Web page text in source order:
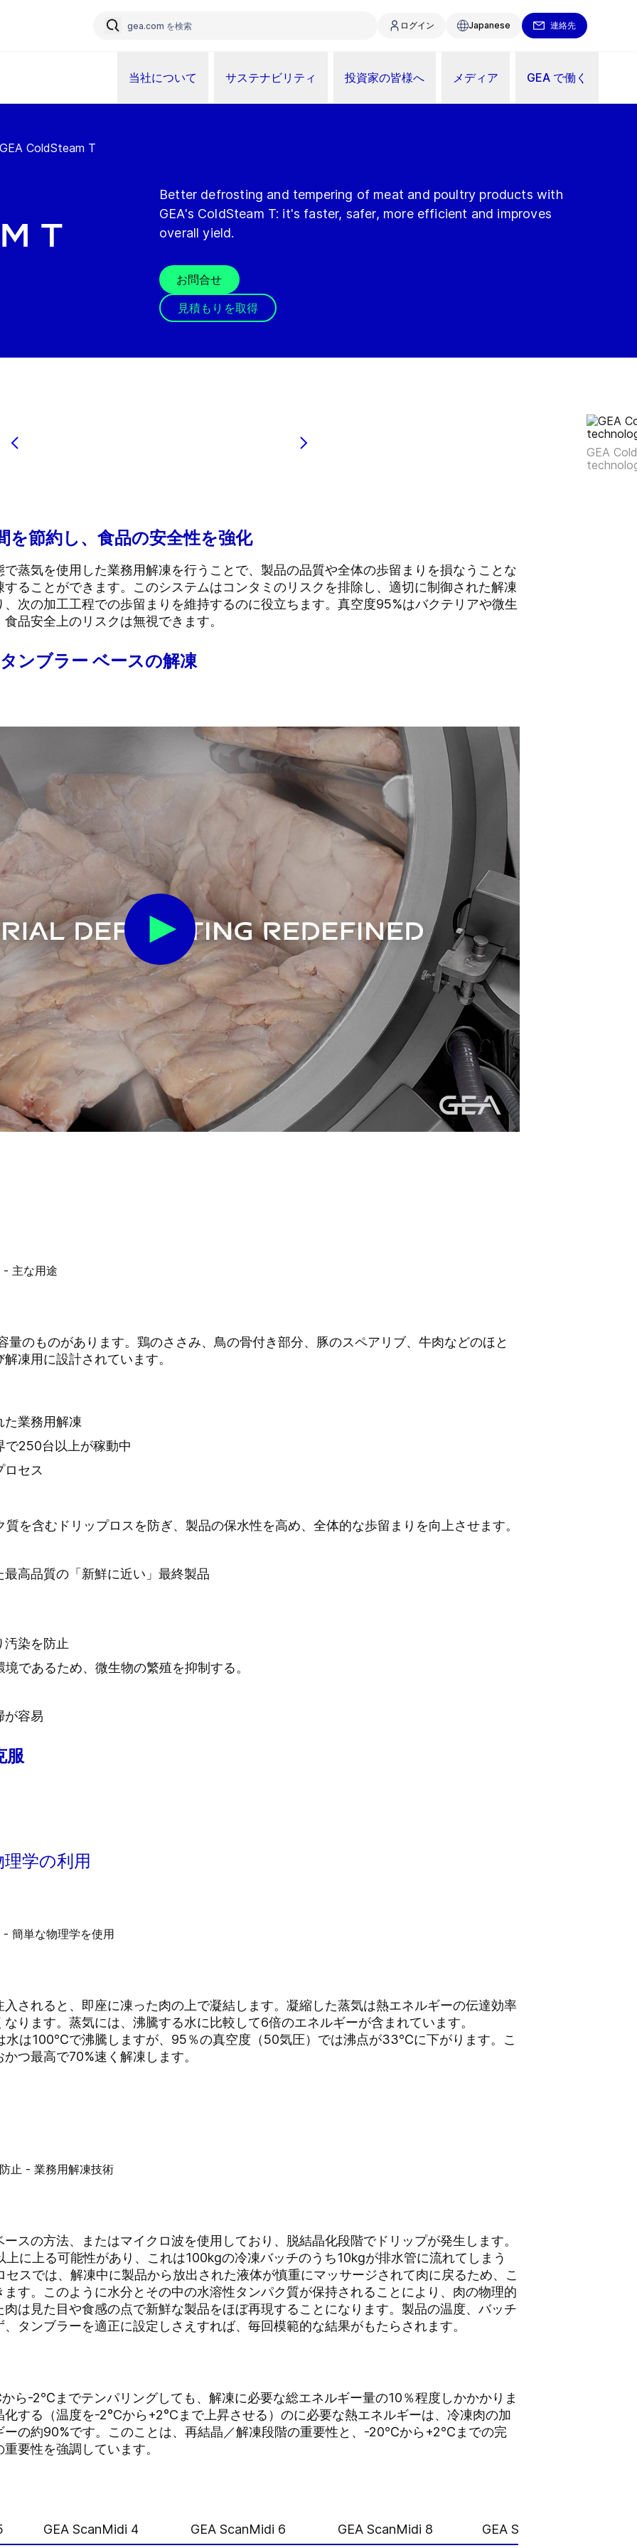
ログイン Japanese 連絡先
当社について サステナビリティ 投資家の皆様へ メディア GEA で働く
GEA ColdSteam T
T
Better defrosting and tempering of meat and poultry products with
GEA's ColdSteam T: it's faster, safer, more efficient and improves
overall yield.
お問合せ
見積もりを取得
GEA
を節約し、食品の安全性を強化
蒸気を使用した業務用解凍を行うことで、製品の品質や全体の歩留まりを損なうことな
ることができます。このシステムはコンタミのリスクを排除し、適切に制御された解凍
次の加工工程での歩留まりを維持するのに役立ちます。真空度95%はバクテリアや微生
品安全上のリスクは無視できます。
ンブラー ベースの解凍
のものがあります。鶏のささみ、鳥の骨付き部分、豚のスペアリブ、牛肉などのほと
凍用に設計されています。
た業務用解凍
で250台以上が稼動中
セス
を含むドリップロスを防ぎ、製品の保水性を高め、全体的な歩留まりを向上させます。
高品質の「新鮮に近い」最終製品
汚染を防止
であるため、微生物の繁殖を抑制する。
が容易
服
学の利用
されると、即座に凍った肉の上で凝結します。凝縮した蒸気は熱エネルギーの伝達効率
ります。蒸気には、沸騰する水に比較して6倍のエネルギーが含まれています。
水は100℃で沸騰しますが、95％の真空度（50気圧）では沸点が33℃に下がります。こ
つ最高で70%速く解凍します。
スの方法、またはマイクロ波を使用しており、脱結晶化段階でドリップが発生します。
に上る可能性があり、これは100kgの冷凍バッチのうち10kgが排水管に流れてしまう
スでは、解凍中に製品から放出された液体が慎重にマッサージされて肉に戻るため、こ
す。このように水分とその中の水溶性タンパク質が保持されることにより、肉の物理的
は見た目や食感の点で新鮮な製品をほぼ再現することになります。製品の温度、バッチ
タンブラーを適正に設定しさえすれば、毎回模範的な結果がもたらされます。
ら-2℃までテンパリングしても、解凍に必要な総エネルギー量の10％程度しかかかりま
する（温度を-2°Cから+2°Cまで上昇させる）のに必要な熱エネルギーは、冷凍肉の加
ーの約90%です。このことは、再結晶／解凍段階の重要性と、-20℃から+2℃までの完
要性を強調しています。
GEA ScanMidi 4 GEA ScanMidi 6 GEA ScanMidi 8 GEA ScanMidi 10